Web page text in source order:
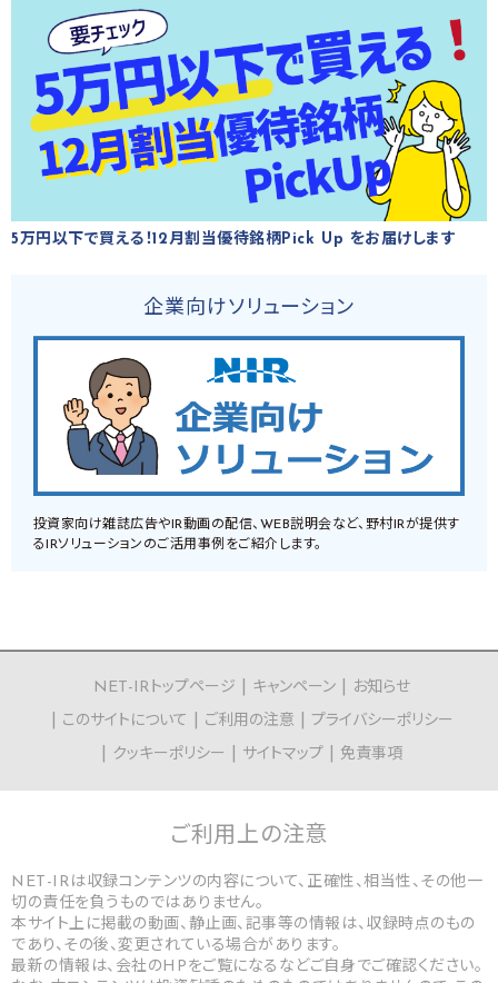
5万円以下で買える！12月割当優待銘柄Pick Up をお届けします
企業向けソリューション
投資家向け雑誌広告やIR動画の配信、WEB説明会など、野村IRが提供す
るIRソリューションのご活用事例をご紹介します。
NET-IRトップページ キャンペーン
お知らせ
このサイトについて
ご利用の注意
プライバシーポリシー
クッキーポリシー
サイトマップ 免責事項
ご利用上の注意
NET-IRは収録コンテンツの内容について、正確性、相当性、その他一
切の責任を負うものではありません。
本サイト上に掲載の動画、静止画、記事等の情報は、収録時点のもの
であり、その後、変更されている場合があります。
最新の情報は、会社のHPをご覧になるなどご自身でご確認ください。